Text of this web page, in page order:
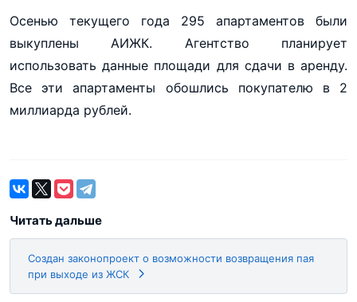
Осенью текущего года 295 апартаментов были
выкуплены АИЖК. Агентство планирует
использовать данные площади для сдачи в аренду.
Все эти апартаменты обошлись покупателю в 2
миллиарда рублей.
Читать дальше
Создан законопроект о возможности возвращения пая
при выходе из ЖСК